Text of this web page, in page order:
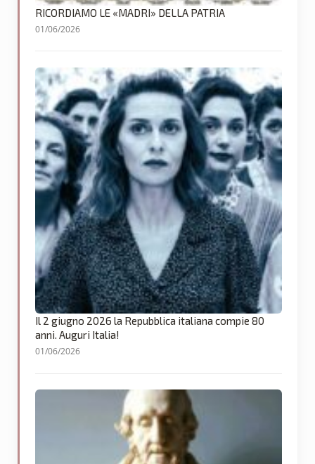
RICORDIAMO LE «MADRI» DELLA PATRIA
01/06/2026
Il 2 giugno 2026 la Repubblica italiana compie 80
anni. Auguri Italia!
01/06/2026